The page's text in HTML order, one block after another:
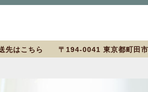
先はこちら 〒194-0041 東京都町田